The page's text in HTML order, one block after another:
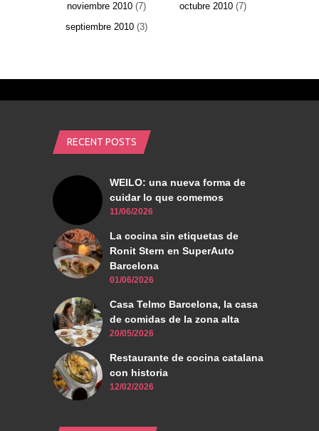
noviembre 2010(7) octubre 2010 (7)
septiembre 2010(3)
RECENT POSTS
WEILO: una nueva forma de
cuidar lo que comemos
11/06/2026
La cocina sin etiquetas de
Ronit Stern en SuperAuto
Barcelona
01/06/2026
Casa Telmo Barcelona, la casa
de comidas de la zona alta
20/05/2026
Restaurante de cocina catalana
con historia
12/02/2026